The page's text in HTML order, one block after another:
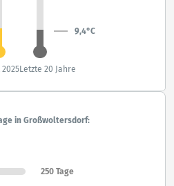
9,4°C
Letzte 20 Jahre
in Großwoltersdorf:
250 Tage